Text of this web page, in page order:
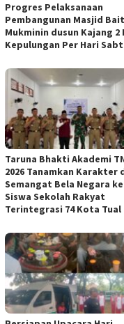
Progres Pelaksanaan
Pembangunan Masjid
Mukminin dusun Kajang 2
Kepulungan Per Hari
Taruna Bhakti Akademi
2026 Tanamkan Karakter
Semangat Bela Negara
Siswa Sekolah Rakyat
Terintegrasi 74 Kota Tual